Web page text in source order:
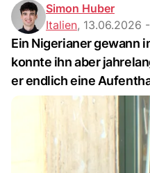
Simon Huber
Italien, 13.06.2026
Ein Nigerianer gewann
konnte ihn aber
er endlich eine